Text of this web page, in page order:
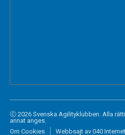
Ⓒ 2026 Svenska Agilityklubben. Alla
annat anges.
Om Cookies
Webbsajt av 040 Internet